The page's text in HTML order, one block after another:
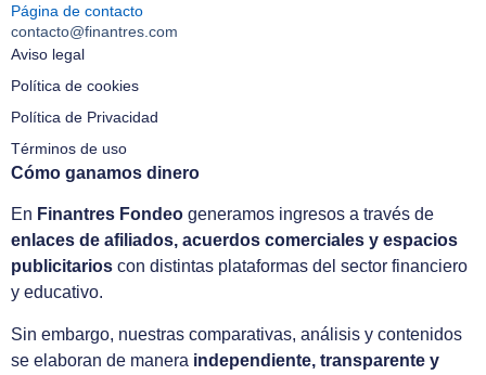
Página de contacto
contacto@finantres.com
Aviso legal
Política de cookies
Política de Privacidad
Términos de uso
Cómo ganamos dinero
En Finantres Fondeo generamos ingresos a través de
enlaces de afiliados, acuerdos comerciales y espacios
publicitarios con distintas plataformas del sector financiero
y educativo.
Sin embargo, nuestras comparativas, análisis y contenidos
se elaboran de manera independiente, transparente y